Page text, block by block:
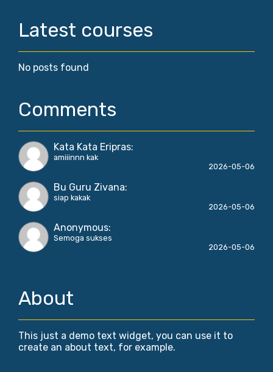
Latest courses
No posts found
Comments
Kata Kata Eripras:
amiiinnn kak
2026-05-06
Bu Guru Zivana:
siap kakak
2026-05-06
Anonymous:
Semoga sukses
2026-05-06
About
This just a demo text widget, you can use it to
create an about text, for example.